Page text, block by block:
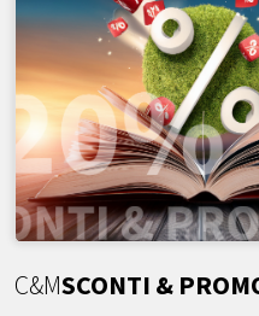
C&MSCONTI &